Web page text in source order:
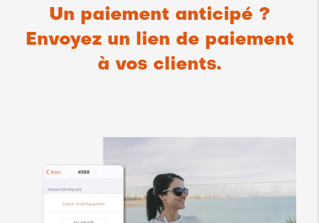
Un paiement anticipé ?
Envoyez un lien de paiement
à vos clients.